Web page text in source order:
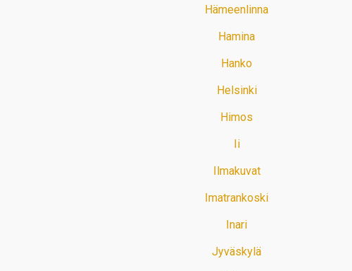
Hämeenlinna
Hamina
Hanko
Helsinki
Himos
Ii
Ilmakuvat
Imatrankoski
Inari
Jyväskylä